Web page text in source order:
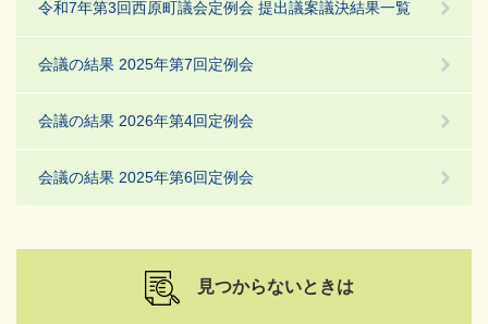
令和7年第3回西原町議会定例会 提出議案議決結果一覧
会議の結果 2025年第7回定例会
会議の結果 2026年第4回定例会
会議の結果 2025年第6回定例会
見つからないときは